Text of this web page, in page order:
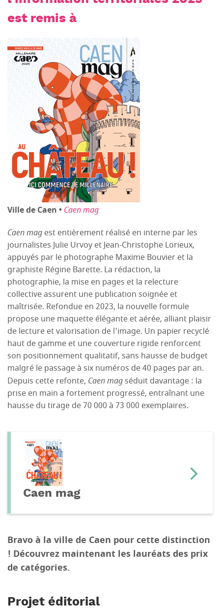
est remis à
Ville de Caen • Caen mag
Caen mag est entièrement réalisé en interne par les
journalistes Julie Urvoy et Jean-Christophe Lorieux,
appuyés par le photographe Maxime Bouvier et la
graphiste Régine Barette. La rédaction, la
photographie, la mise en pages et la relecture
collective assurent une publication soignée et
maîtrisée. Refondue en 2023, la nouvelle formule
propose une maquette élégante et aérée, alliant plaisir
de lecture et valorisation de l'image. Un papier recyclé
haut de gamme et une couverture rigide renforcent
son positionnement qualitatif, sans hausse de budget
malgré le passage à six numéros de 40 pages par an.
Depuis cette refonte, Caen mag séduit davantage : la
prise en main a fortement progressé, entraînant une
hausse du tirage de 70 000 à 73 000 exemplaires.
Caen mag
Bravo à la ville de Caen pour cette distinction
! Découvrez maintenant les lauréats des prix
de catégories.
Projet éditorial